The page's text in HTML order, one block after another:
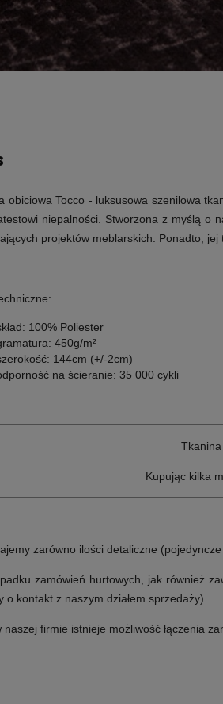
obiciowa Tocco - luksusowa szenilowa
niepalności. Stworzona z myślą o
projektów meblarskich. Ponadto, jej
100% Poliester
450g/m²
144cm (+/-2cm)
na ścieranie: 35 000 cykli
Kupując kilka
zarówno ilości detaliczne (pojedyncze
zamówień hurtowych, jak również
o kontakt z naszym działem sprzedaży).
naszej firmie istnieje możliwość łączenia